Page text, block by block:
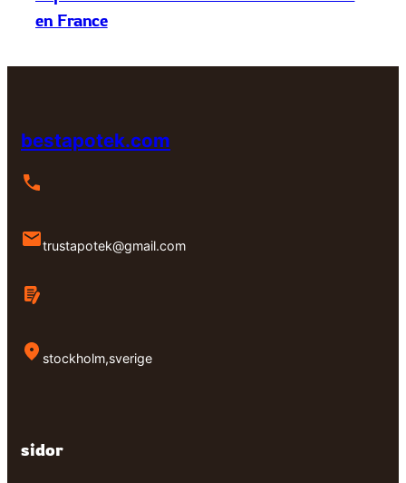
en France
bestapotek.com
trustapotek@gmail.com
stockholm,sverige
sidor